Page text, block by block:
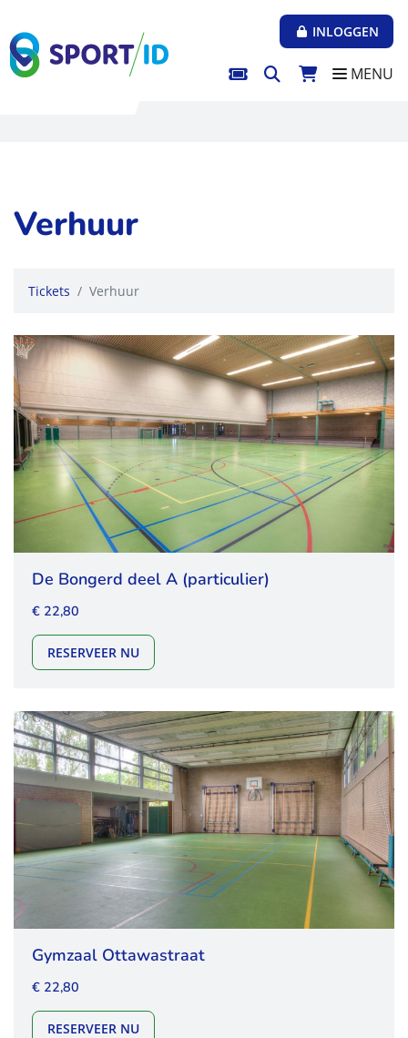
INLOGGEN
MENU
Verhuur
Tickets Verhuur
De Bongerd deel A (particulier)
€ 22,80
RESERVEER NUDE BONGERD DEEL A (PARTICULIER)
Gymzaal Ottawastraat
€ 22,80
RESERVEER NUGYMZAAL OTTAWASTRAAT